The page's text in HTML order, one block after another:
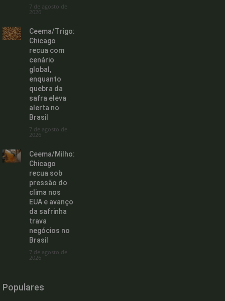
7 de agosto de
2026
Ceema/Trigo:
Chicago
recua com
cenário
global,
enquanto
quebra da
safra eleva
alerta no
Brasil
7 de agosto de
2026
Ceema/Milho:
Chicago
recua sob
pressão do
clima nos
EUA e avanço
da safrinha
trava
negócios no
Brasil
7 de agosto de
2026
Populares